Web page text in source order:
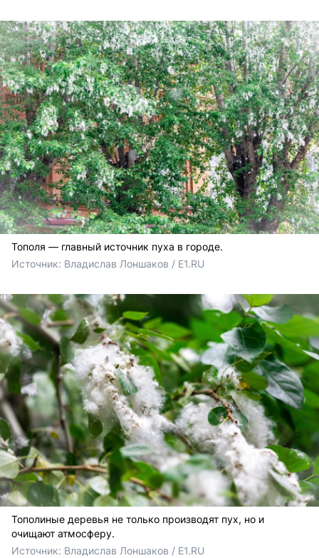
Тополя — главный источник пуха в городе.
Источник: Владислав Лоншаков / E1.RU
Тополиные деревья не только производят пух, но и
очищают атмосферу.
Источник: Владислав Лоншаков / E1.RU